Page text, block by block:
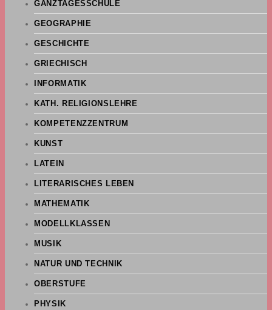
GANZTAGESSCHULE
GEOGRAPHIE
GESCHICHTE
GRIECHISCH
INFORMATIK
KATH. RELIGIONSLEHRE
KOMPETENZZENTRUM
KUNST
LATEIN
LITERARISCHES LEBEN
MATHEMATIK
MODELLKLASSEN
MUSIK
NATUR UND TECHNIK
OBERSTUFE
PHYSIK